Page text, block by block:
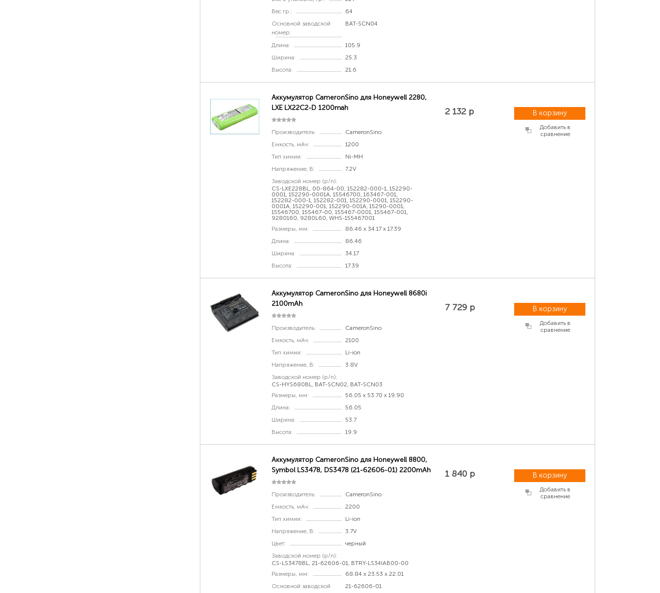
Вес гр.:
64
Основной заводской
номер:
BAT-SCN04
Длина:
105.9
Ширина:
25.3
Высота:
21.6
Аккумулятор CameronSino для Honeywell 2280,
LXE LX22C2-D 1200mah
Производитель:
CameronSino
Емкость, мАч:
1200
Тип химии:
Ni-MH
Напряжение, В:
7.2V
Заводской номер (p/n):
CS-LXE228BL, 00-864-00, 152282-000-1, 152290-
0001, 152290-0001A, 15546700, 163467-001,
152282-000-1, 152282-001, 152290-0001, 152290-
0001A, 152290-001, 152290-001A, 15290-0001,
15546700, 155467-00, 155467-0001, 155467-001,
9280160, 9280L60, WHS-155467001
Размеры, мм:
86.46 x 34.17 x 17.39
Длина:
86.46
Ширина:
34.17
Высота:
17.39
2 132 р В корзину
Добавить в
сравнение
Аккумулятор CameronSino для Honeywell 8680i
2100mAh
Производитель:
CameronSino
Емкость, мАч:
2100
Тип химии:
Li-ion
Напряжение, В:
3.8V
Заводской номер (p/n):
CS-HYS680BL, BAT-SCN02, BAT-SCN03
Размеры, мм:
56.05 x 53.70 x 19.90
Длина:
56.05
Ширина:
53.7
Высота:
19.9
7 729 р В корзину
Добавить в
сравнение
Аккумулятор CameronSino для Honeywell 8800,
Symbol LS3478, DS3478 (21-62606-01) 2200mAh
Производитель:
CameronSino
Емкость, мАч:
2200
Тип химии:
Li-ion
Напряжение, В:
3.7V
Цвет:
черный
Заводской номер (p/n):
CS-LS3478BL, 21-62606-01, BTRY-LS34IAB00-00
Размеры, мм:
68.84 x 23.53 x 22.01
Основной заводской
21-62606-01
1 840 р В корзину
Добавить в
сравнение